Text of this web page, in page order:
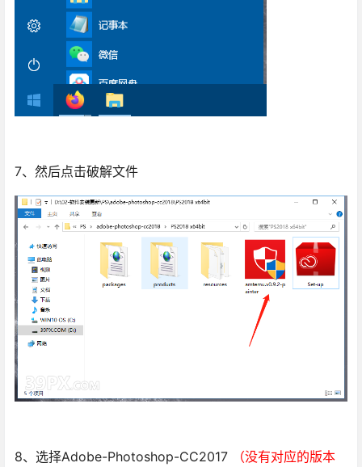
7、然后点击破解文件
8、选择Adobe-Photoshop-CC2017
（没有对应的版本